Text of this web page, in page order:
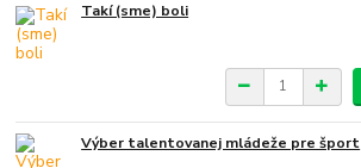
Takí (sme) boli
Výber talentovanej mládeže pre šport